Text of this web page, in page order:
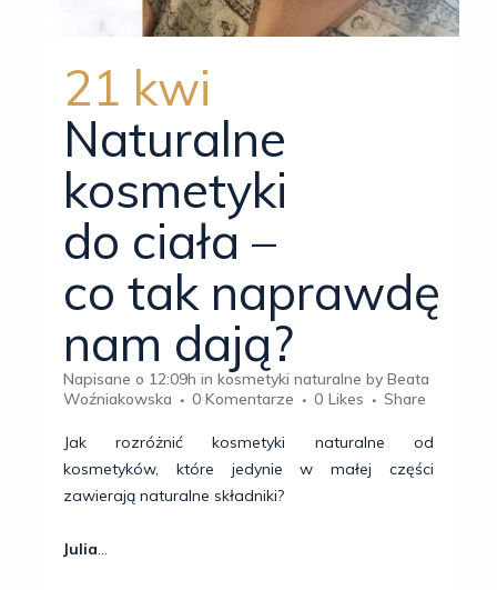
21 kwi
Naturalne
kosmetyki
do ciała –
co tak naprawdę
nam dają?
Napisane o 12:09h in kosmetyki naturalne by Beata
Woźniakowska
0 Komentarze 0 Likes Share
Jak rozróżnić kosmetyki naturalne od
kosmetyków, które jedynie w małej części
zawierają naturalne składniki?
Julia